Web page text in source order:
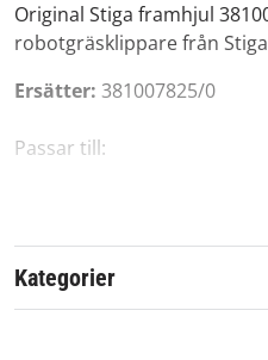
Original Stiga framhjul
robotgräsklippare från
Ersätter: 381007825/0
Passar till:
A5000
Kategorier